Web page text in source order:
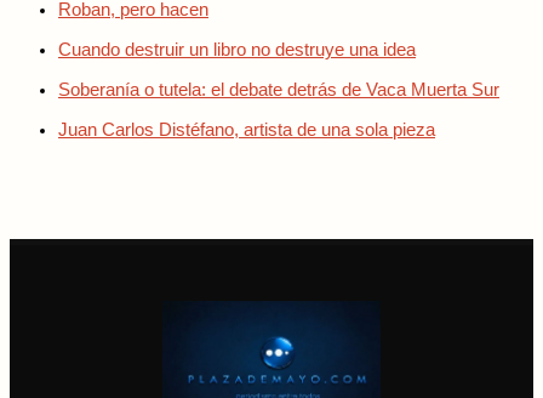
Roban, pero hacen
Cuando destruir un libro no destruye una idea
Soberanía o tutela: el debate detrás de Vaca Muerta Sur
Juan Carlos Distéfano, artista de una sola pieza